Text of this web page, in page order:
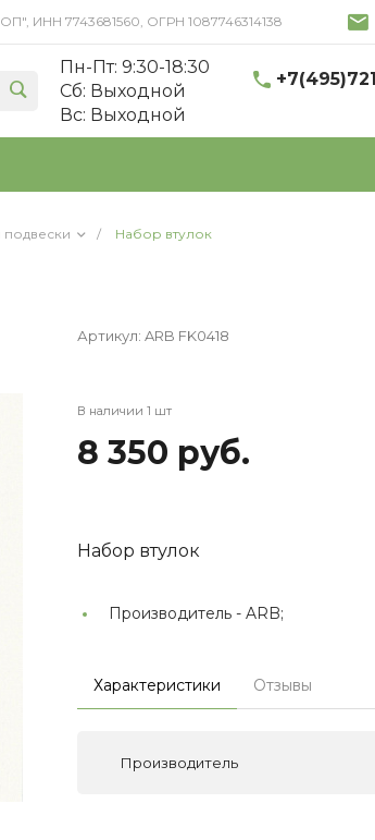
ИНН 7743681560, ОГРН 1087746314138
Пн-Пт: 9:30-18:30
Cб: Выходной
Вс: Выходной
/ Набор втулок
Артикул: ARB FK0418
В наличии 1 шт
8 350 руб.
Набор втулок
Производитель - ARB;
Характеристики Отзывы
Производитель